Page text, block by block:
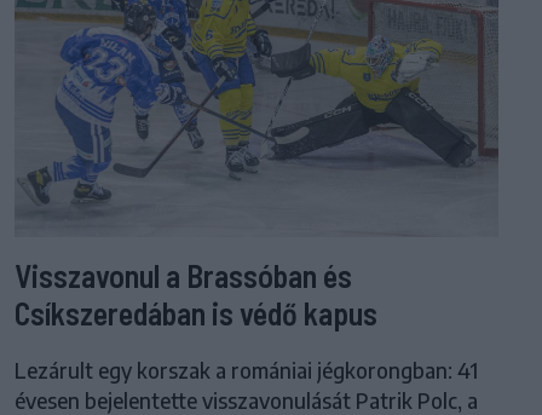
Visszavonul a Brassóban és
Csíkszeredában is védő kapus
Lezárult egy korszak a romániai jégkorongban: 41
évesen bejelentette visszavonulását Patrik Polc, a